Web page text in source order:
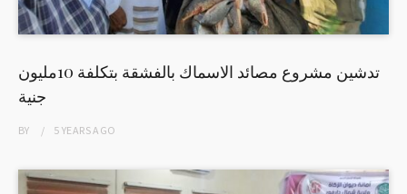
تدشين مشروع مصائد الاسماك بالفشقة بتكلفة 10مليون
جنية
BY 5 YEARSAGO